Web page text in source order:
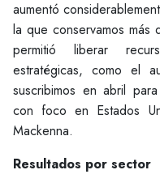
aumentó
la que conservamos más
permitió liberar
estratégicas, como el
suscribimos en abril
con foco en Estados
Mackenna.
Resultados por sector